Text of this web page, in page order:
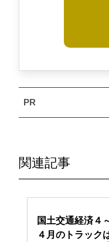
関連記事
国土交通経済４
４月のトラック